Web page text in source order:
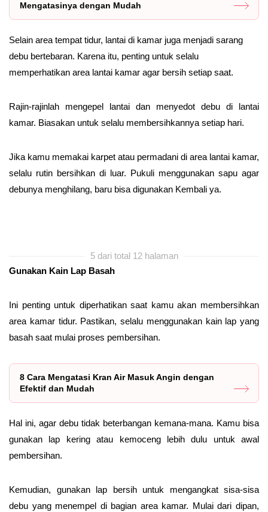
Mengatasinya dengan Mudah
Selain area tempat tidur, lantai di kamar juga menjadi sarang
debu bertebaran. Karena itu, penting untuk selalu
memperhatikan area lantai kamar agar bersih setiap saat.
Rajin-rajinlah mengepel lantai dan menyedot debu di lantai
kamar. Biasakan untuk selalu membersihkannya setiap hari.
Jika kamu memakai karpet atau permadani di area lantai kamar,
selalu rutin bersihkan di luar. Pukuli menggunakan sapu agar
debunya menghilang, baru bisa digunakan Kembali ya.
5 dari total 12 halaman
Gunakan Kain Lap Basah
Ini penting untuk diperhatikan saat kamu akan membersihkan
area kamar tidur. Pastikan, selalu menggunakan kain lap yang
basah saat mulai proses pembersihan.
8 Cara Mengatasi Kran Air Masuk Angin dengan
Efektif dan Mudah
Hal ini, agar debu tidak beterbangan kemana-mana. Kamu bisa
gunakan lap kering atau kemoceng lebih dulu untuk awal
pembersihan.
Kemudian, gunakan lap bersih untuk mengangkat sisa-sisa
debu yang menempel di bagian area kamar. Mulai dari dipan,